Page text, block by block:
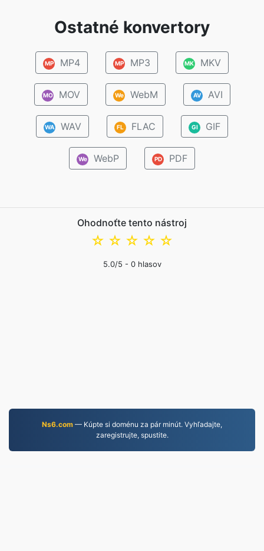
Ostatné konvertory
MP MP4 MP MP3 MK MKV
MO MOV We WebM AV AVI
WA WAV FL FLAC GI GIF
We WebP PD PDF
Ohodnoťte tento nástroj
☆
☆
☆
☆
☆
5.0/5 - 0hlasov
Ns6.com — Kúpte si doménu za pár minút. Vyhľadajte,
zaregistrujte, spustite.